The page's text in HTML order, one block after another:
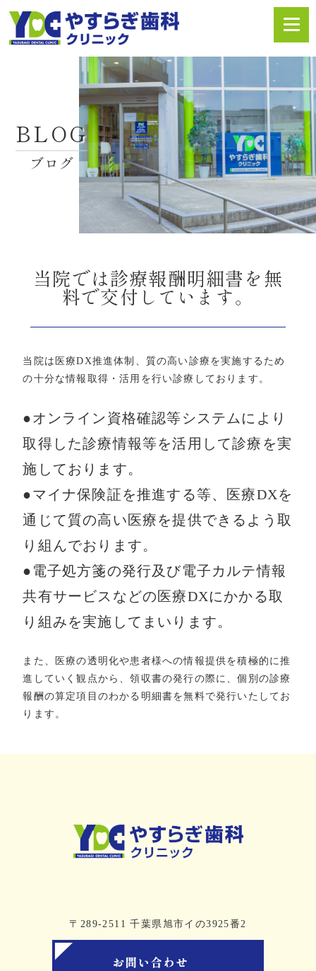
BLOG
ブログ
当院では診療報酬明細書を無
料で交付しています。
当院は医療DX推進体制、質の高い診療を実施するため
の十分な情報取得・活用を行い診療しております。
●オンライン資格確認等システムにより
取得した診療情報等を活用して診療を実
施しております。
●マイナ保険証を推進する等、医療DXを
通じて質の高い医療を提供できるよう取
り組んでおります。
●電子処方箋の発行及び電子カルテ情報
共有サービスなどの医療DXにかかる取
り組みを実施してまいります。
また、医療の透明化や患者様への情報提供を積極的に推
進していく観点から、領収書の発行の際に、個別の診療
報酬の算定項目のわかる明細書を無料で発行いたしてお
ります。
〒289-2511 千葉県旭市イの3925番2